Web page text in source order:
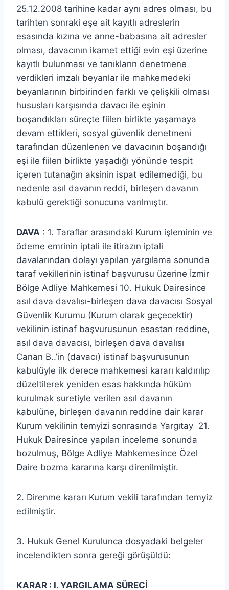
25.12.2008 tarihine kadar aynı adres olması, bu
tarihten sonraki eşe ait kayıtlı adreslerin
esasında kızına ve anne-babasına ait adresler
olması, davacının ikamet ettiği evin eşi üzerine
kayıtlı bulunması ve tanıkların denetmene
verdikleri imzalı beyanlar ile mahkemedeki
beyanlarının birbirinden farklı ve çelişkili olması
hususları karşısında davacı ile eşinin
boşandıkları süreçte fiilen birlikte yaşamaya
devam ettikleri, sosyal güvenlik denetmeni
tarafından düzenlenen ve davacının boşandığı
eşi ile fiilen birlikte yaşadığı yönünde tespit
içeren tutanağın aksinin ispat edilemediği, bu
nedenle asıl davanın reddi, birleşen davanın
kabulü gerektiği sonucuna varılmıştır.
DAVA : 1. Taraflar arasındaki Kurum işleminin ve
ödeme emrinin iptali ile itirazın iptali
davalarından dolayı yapılan yargılama sonunda
taraf vekillerinin istinaf başvurusu üzerine İzmir
Bölge Adliye Mahkemesi 10. Hukuk Dairesince
asıl dava davalısı-birleşen dava davacısı Sosyal
Güvenlik Kurumu (Kurum olarak geçecektir)
vekilinin istinaf başvurusunun esastan reddine,
asıl dava davacısı, birleşen dava davalısı
Canan B..’in (davacı) istinaf başvurusunun
kabulüyle ilk derece mahkemesi kararı kaldırılıp
düzeltilerek yeniden esas hakkında hüküm
kurulmak suretiyle verilen asıl davanın
kabulüne, birleşen davanın reddine dair karar
Kurum vekilinin temyizi sonrasında Yargıtay 21.
Hukuk Dairesince yapılan inceleme sonunda
bozulmuş, Bölge Adliye Mahkemesince Özel
Daire bozma kararına karşı direnilmiştir.
2. Direnme kararı Kurum vekili tarafından temyiz
edilmiştir.
3. Hukuk Genel Kurulunca dosyadaki belgeler
incelendikten sonra gereği görüşüldü:
KARAR : I. YARGILAMA SÜRECİ